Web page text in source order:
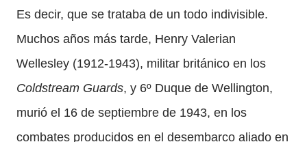
Es decir, que se trataba de un todo indivisible.
Muchos años más tarde, Henry Valerian
Wellesley (1912-1943), militar británico en los
Coldstream Guards, y 6º Duque de Wellington,
murió el 16 de septiembre de 1943, en los
combates producidos en el desembarco aliado en